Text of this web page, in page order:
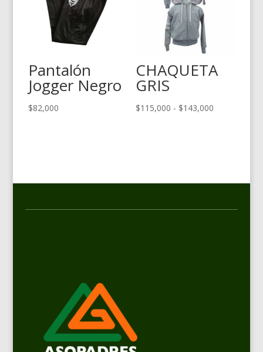
Pantalón
Jogger Negro
$82,000
CHAQUETA
GRIS
$115,000 - $143,000
hasta